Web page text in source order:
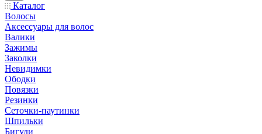
Каталог
Волосы
Аксессуары для волос
Валики
Зажимы
Заколки
Невидимки
Ободки
Повязки
Резинки
Сеточки-паутинки
Шпильки
Бигуди